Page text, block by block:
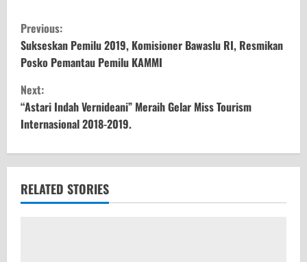
C
o
n
t
i
n
u
Previous:
Sukseskan Pemilu 2019, Komisioner Bawaslu RI, Resmikan
Posko Pemantau Pemilu KAMMI
Next:
“Astari Indah Vernideani” Meraih Gelar Miss Tourism
Internasional 2018-2019.
RELATED STORIES